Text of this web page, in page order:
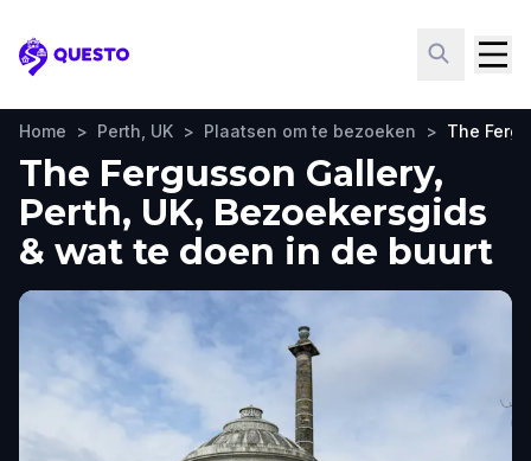
Questo
Home > Perth, UK > Plaatsen om te bezoeken > The
The Fergusson Gallery,
Perth, UK, Bezoekersgids
& wat te doen in de buurt